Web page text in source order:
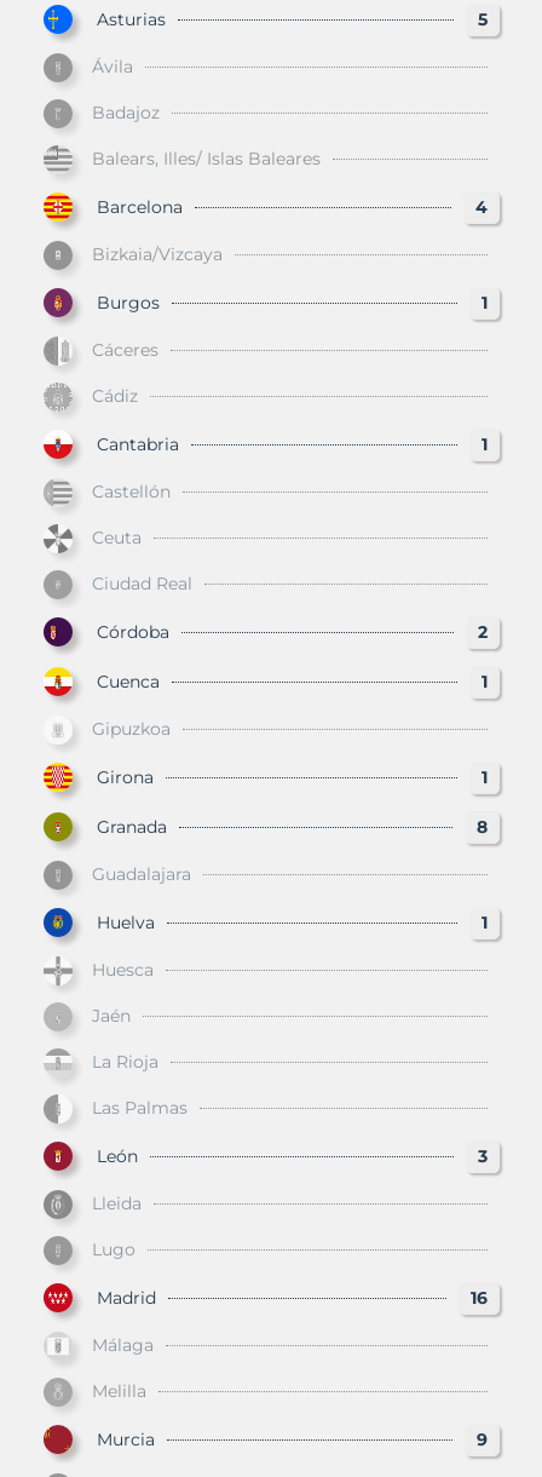
Asturias 5
Ávila
Badajoz
Balears, Illes/ Islas Baleares
Barcelona 4
Bizkaia/Vizcaya
Burgos 1
Cáceres
Cádiz
Cantabria 1
Castellón
Ceuta
Ciudad Real
Córdoba 2
Cuenca 1
Gipuzkoa
Girona 1
Granada 8
Guadalajara
Huelva 1
Huesca
Jaén
La Rioja
Las Palmas
León 3
Lleida
Lugo
Madrid 16
Málaga
Melilla
Murcia 9